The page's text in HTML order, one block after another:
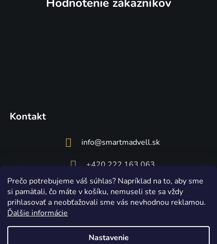
Prečo potrebujeme váš súhlas? Napríklad na to, aby sme
si pamätali, čo máte v košíku, nemuseli ste sa vždy
prihlasovať a neobťažovali sme vás nevhodnou reklamou.
Ďalšie informácie
Nastavenie
Kontakt
info@smartmadvell.sk
+420 222 163 063